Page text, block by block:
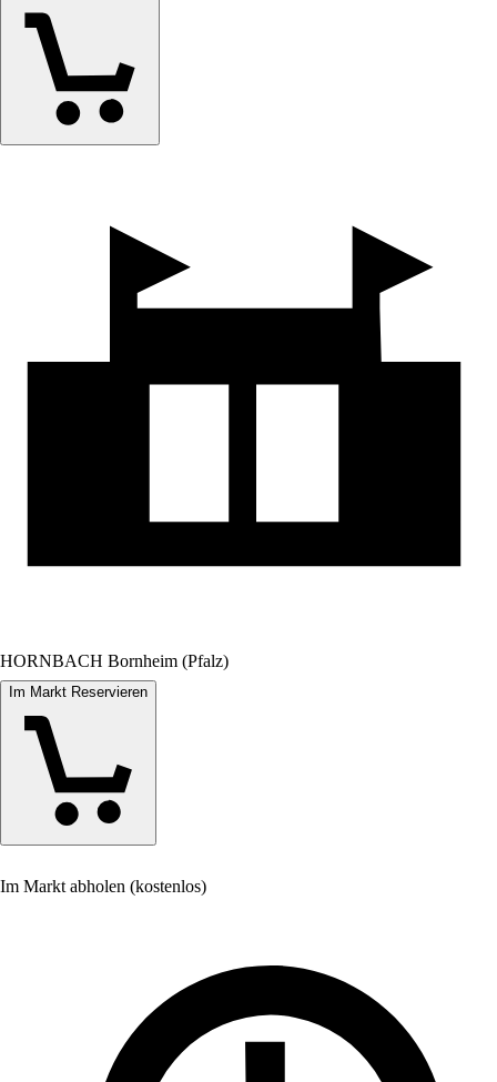
HORNBACH Bornheim (Pfalz)
Im Markt Reservieren
Im Markt abholen (kostenlos)